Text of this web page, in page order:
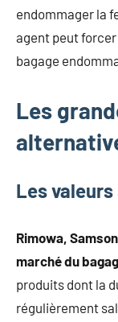
endommager la
agent peut
bagage
Les
Les
Rimowa,
marché du
produits dont la
régulièrement